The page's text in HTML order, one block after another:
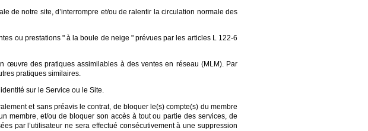
de notre site, d’interrompre et/ou de ralentir la circulation normale des
ou prestations " à la boule de neige " prévues par les articles L 122-6
œuvre des pratiques assimilables à des ventes en réseau (MLM). Par
pratiques similaires.
sur le Service ou le Site.
et sans préavis le contrat, de bloquer le(s) compte(s) du membre
membre, et/ou de bloquer son accès à tout ou partie des services, de
par l’utilisateur ne sera effectué consécutivement à une suppression